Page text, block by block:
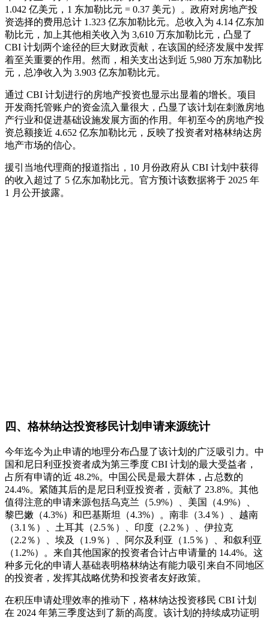
1.042 亿美元，1 东加勒比元 = 0.37 美元）。政府对房地产投
资选择的费用总计 1.323 亿东加勒比元。总收入为 4.14 亿东加
勒比元，加上其他相关收入为 3,610 万东加勒比元，凸显了
CBI 计划两个途径的巨大财政贡献，在该国的经济发展中发挥
着至关重要的作用。然而，相关支出达到近 5,980 万东加勒比
元，总净收入为 3.903 亿东加勒比元。
通过 CBI 计划进行的房地产投资也显示出显着的增长。项目
开发商托管账户的资金流入量很大，凸显了该计划在刺激房地
产行业和促进基础设施发展方面的作用。年初至今的房地产投
资总额接近 4.652 亿东加勒比元，反映了投资者对格林纳达房
地产市场的信心。
援引当地代理商的报道指出，10 月份政府从 CBI 计划中获得
的收入超过了 5 亿东加勒比元。官方预计该数据将于 2025 年
1 月公开披露。
四、格林纳达投资移民计划申请来源统计
今年迄今为止申请的地理分布凸显了该计划的广泛吸引力。中
国和尼日利亚投资者成为第三季度 CBI 计划的最大受益者，
占所有申请的近 48.2%。中国公民是最大群体，占总数的
24.4%。紧随其后的是尼日利亚投资者，贡献了 23.8%。其他
值得注意的申请来源包括乌克兰（5.9%）、美国（4.9%）、
黎巴嫩（4.3%）和巴基斯坦（4.3%）。南非（3.4％）、越南
（3.1％）、土耳其（2.5％）、印度（2.2％）、伊拉克
（2.2％）、埃及（1.9％）、阿尔及利亚（1.5％）、和叙利亚
（1.2%）。来自其他国家的投资者合计占申请量的 14.4%。这
种多元化的申请人基础表明格林纳达有能力吸引来自不同地区
的投资者，发挥其战略优势和投资者友好政策。
在积压申请处理效率的推动下，格林纳达投资移民 CBI 计划
在 2024 年第三季度达到了新的高度。该计划的持续成功证明